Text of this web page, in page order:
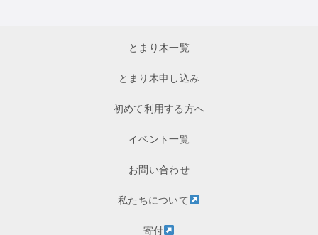
とまり木一覧
とまり木申し込み
初めて利用する方へ
イベント一覧
お問い合わせ
私たちについて
寄付